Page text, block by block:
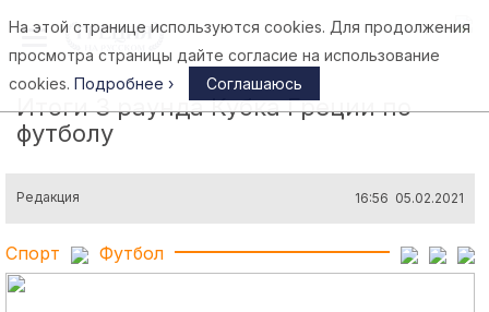
Афины
Итоги 3 раунда Кубка Греции по
футболу
Редакция 16:56 05.02.2021
Спорт Футбол
На этой странице используются cookies. Для продолжения
просмотра страницы дайте согласие на использование
cookies. Подробнее › Соглашаюсь